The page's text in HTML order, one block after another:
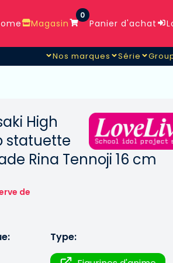
Magasin
0
Panier d'achat
Nos marques Série
High
statuette
Rina Tennoji 16 cm
de
Type: